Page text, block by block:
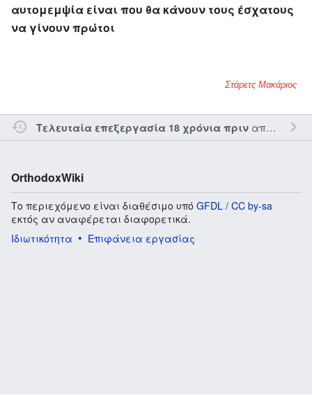
αυτομεμψία είναι που θα κάνουν τους έσχατους
να γίνουν πρώτοι
Στάρετς Μακάριος
Τελευταία επεξεργασία 18 χρόνια πριναπό τον την
OrthodoxWiki
Το περιεχόμενο είναι διαθέσιμο υπό GFDL / CC by-sa
εκτός αν αναφέρεται διαφορετικά.
Ιδιωτικότητα
Επιφάνεια εργασίας